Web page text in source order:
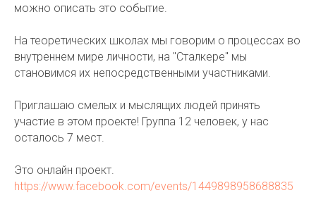
можно описать это событие.
На теоретических школах мы говорим о процессах во
внутреннем мире личности, на "Сталкере" мы
становимся их непосредственными участниками.
Приглашаю смелых и мыслящих людей принять
участие в этом проекте! Группа 12 человек, у нас
осталось 7 мест.
Это онлайн проект.
https://www.facebook.com/events/1449898958688835